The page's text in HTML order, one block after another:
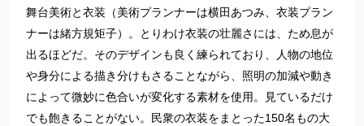
舞台美術と衣装（美術プランナーは横田あつみ、衣装プラン
ナーは緒方規矩子）。とりわけ衣装の壮麗さには、ため息が
出るほどだ。そのデザインも良く練られており、人物の地位
や身分による描き分けもさることながら、照明の加減や動き
によって微妙に色合いが変化する素材を使用。見ているだけ
でも飽きることがない。民衆の衣装をまとった150名もの大